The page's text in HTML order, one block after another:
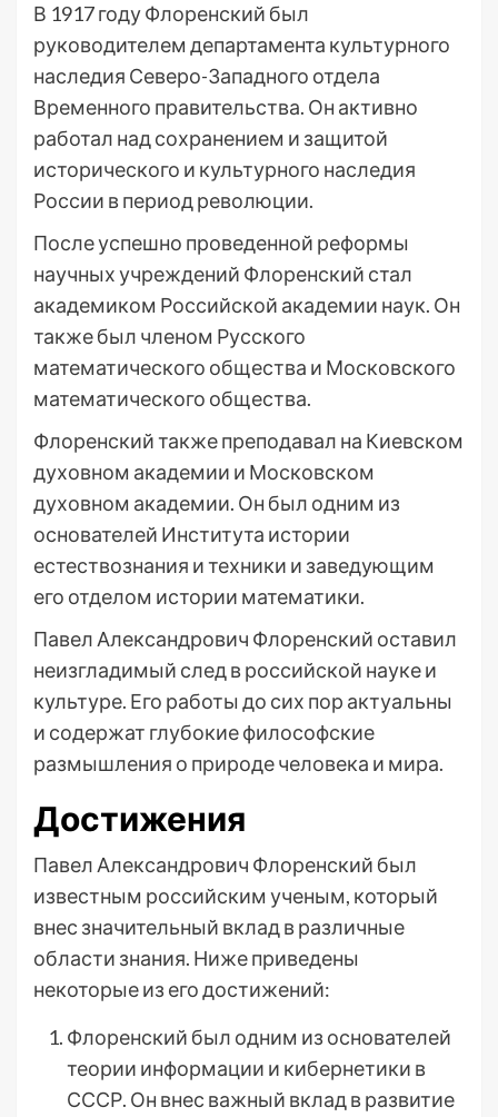
В 1917 году Флоренский был
руководителем департамента культурного
наследия Северо-Западного отдела
Временного правительства. Он активно
работал над сохранением и защитой
исторического и культурного наследия
России в период революции.
После успешно проведенной реформы
научных учреждений Флоренский стал
академиком Российской академии наук. Он
также был членом Русского
математического общества и Московского
математического общества.
Флоренский также преподавал на Киевском
духовном академии и Московском
духовном академии. Он был одним из
основателей Института истории
естествознания и техники и заведующим
его отделом истории математики.
Павел Александрович Флоренский оставил
неизгладимый след в российской науке и
культуре. Его работы до сих пор актуальны
и содержат глубокие философские
размышления о природе человека и мира.
Достижения
Павел Александрович Флоренский был
известным российским ученым, который
внес значительный вклад в различные
области знания. Ниже приведены
некоторые из его достижений:
Флоренский был одним из основателей
теории информации и кибернетики в
СССР. Он внес важный вклад в развитие